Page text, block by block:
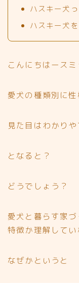
ハスキー犬
ハスキー犬
こんにちはースミ
愛犬の種類別に
見た目はわかり
となると？
どうでしょう？
愛犬と暮らす家
特徴か理解してい
なぜかというと